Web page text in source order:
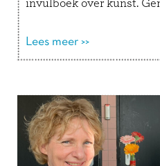
invulboek over kunst.
Gogh Museum en
Lees meer >>